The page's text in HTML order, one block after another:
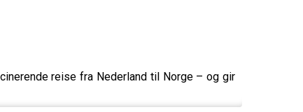
reise fra Nederland til Norge – og gir